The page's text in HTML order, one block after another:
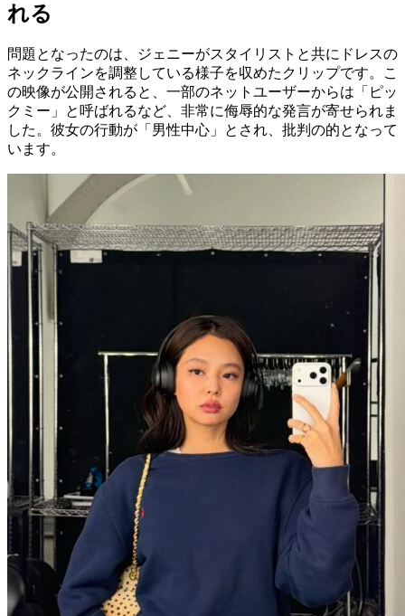
れる
問題となったのは、ジェニーがスタイリストと共にドレスの
ネックラインを調整している様子を収めたクリップです。こ
の映像が公開されると、一部のネットユーザーからは「ピッ
クミー」と呼ばれるなど、非常に侮辱的な発言が寄せられま
した。彼女の行動が「男性中心」とされ、批判の的となって
います。